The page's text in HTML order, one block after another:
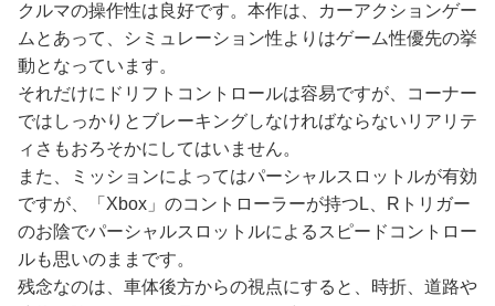
クルマの操作性は良好です。本作は、カーアクションゲー
ムとあって、シミュレーション性よりはゲーム性優先の挙
動となっています。
それだけにドリフトコントロールは容易ですが、コーナー
ではしっかりとブレーキングしなければならないリアリテ
ィさもおろそかにしてはいません。
また、ミッションによってはパーシャルスロットルが有効
ですが、「Xbox」のコントローラーが持つL、Rトリガー
のお陰でパーシャルスロットルによるスピードコントロー
ルも思いのままです。
残念なのは、車体後方からの視点にすると、時折、道路や